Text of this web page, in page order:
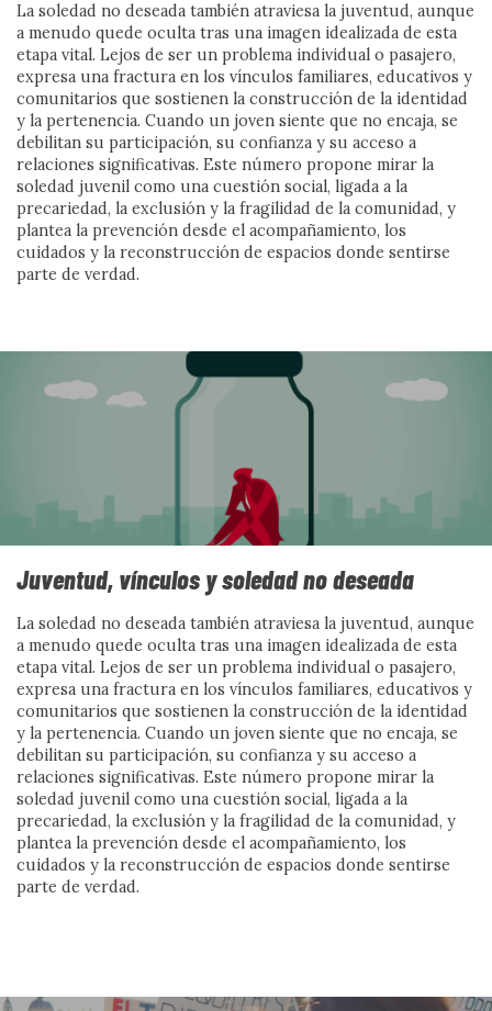
Cuando el miedo se organiza en discursos, políticas y
gestos cotidianos, la convivencia se vuelve frágil. Este
número mira de frente los discursos de odio, pero no se
queda en la denuncia: busca las grietas por donde abrir
comunidad. Frente a la sospecha, propone
contranarrativas capaces de escuchar, vincular y
sostener vidas dignas, para imaginar juntas una sociedad
menos herida y más habitable.
Ver más
A FONDO
Industria del odio, vida
cotidiana y vínculos
comunitarios
Por Jesús Migallón y Nuria López
Ver más
A FONDO
A FONDO
La soledad no deseada también atraviesa la juventud, aunque
a menudo quede oculta tras una imagen idealizada de esta
etapa vital. Lejos de ser un problema individual o pasajero,
expresa una fractura en los vínculos familiares, educativos y
comunitarios que sostienen la construcción de la identidad
y la pertenencia. Cuando un joven siente que no encaja, se
debilitan su participación, su confianza y su acceso a
relaciones significativas. Este número propone mirar la
soledad juvenil como una cuestión social, ligada a la
precariedad, la exclusión y la fragilidad de la comunidad, y
plantea la prevención desde el acompañamiento, los
cuidados y la reconstrucción de espacios donde sentirse
parte de verdad.
Juventud, vínculos y soledad no deseada
La soledad no deseada también atraviesa la juventud, aunque
a menudo quede oculta tras una imagen idealizada de esta
etapa vital. Lejos de ser un problema individual o pasajero,
expresa una fractura en los vínculos familiares, educativos y
comunitarios que sostienen la construcción de la identidad
y la pertenencia. Cuando un joven siente que no encaja, se
debilitan su participación, su confianza y su acceso a
relaciones significativas. Este número propone mirar la
soledad juvenil como una cuestión social, ligada a la
precariedad, la exclusión y la fragilidad de la comunidad, y
plantea la prevención desde el acompañamiento, los
cuidados y la reconstrucción de espacios donde sentirse
parte de verdad.